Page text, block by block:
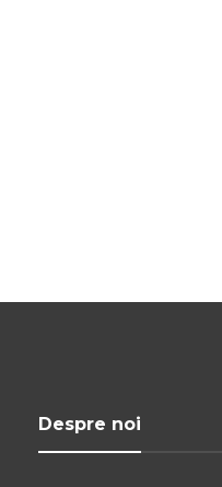
Despre noi